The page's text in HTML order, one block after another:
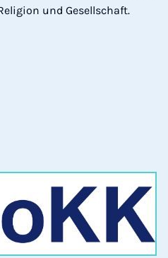
und Gesellschaft.